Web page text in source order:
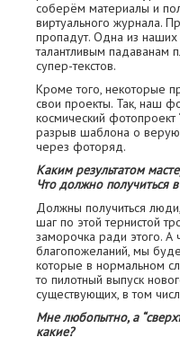
соберём материалы и
виртуального журнала.
пропадут. Одна из
талантливым падаванам
супер-текстов.
Кроме того, некоторые
свои проекты. Так, наш
космический
разрыв шаблона о
через фоторяд.
Каким результатом
Что должно получиться в
Должны получиться
шаг по этой тернистой
заморочка ради этого. А
благопожеланий, мы
которые в нормальном
то пилотный выпуск
существующих, в том
Мне любопытно, а
какие?